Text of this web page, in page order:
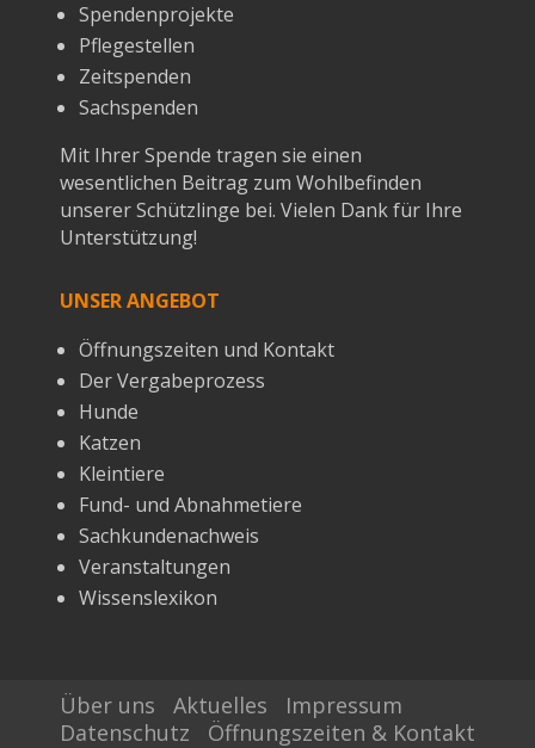
Spendenprojekte
Pflegestellen
Zeitspenden
Sachspenden
Mit Ihrer Spende tragen sie einen
wesentlichen Beitrag zum Wohlbefinden
unserer Schützlinge bei. Vielen Dank für Ihre
Unterstützung!
UNSER ANGEBOT
Öffnungszeiten und Kontakt
Der Vergabeprozess
Hunde
Katzen
Kleintiere
Fund- und Abnahmetiere
Sachkundenachweis
Veranstaltungen
Wissenslexikon
Über uns Aktuelles
Impressum
Datenschutz
Öffnungszeiten & Kontakt